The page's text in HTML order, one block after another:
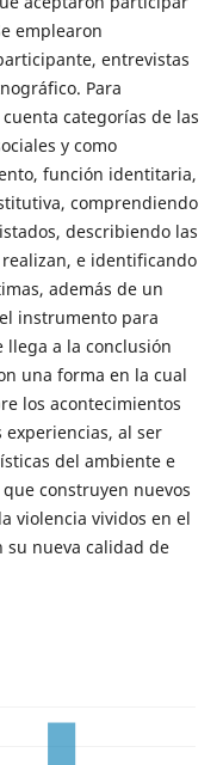
emplearon
entrevistas
Para
categorías de las
y como
función identitaria,
comprendiendo
describiendo las
e identificando
además de un
instrumento para
llega a la conclusión
una forma en la cual
los acontecimientos
al ser
del ambiente e
construyen nuevos
violencia vividos en el
su nueva calidad de